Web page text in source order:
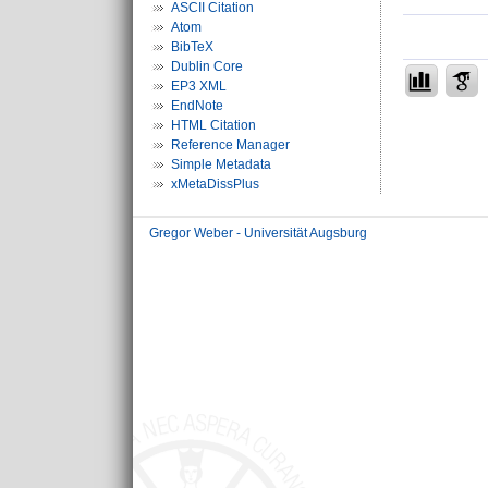
ASCII Citation
Atom
BibTeX
Dublin Core
EP3 XML
EndNote
HTML Citation
Reference Manager
Simple Metadata
xMetaDissPlus
Gregor Weber - Universität Augsburg